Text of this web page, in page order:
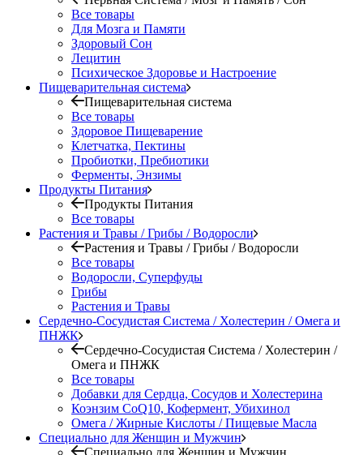
Все товары
Для Мозга и Памяти
Здоровый Сон
Лецитин
Психическое Здоровье и Настроение
Пищеварительная система
Пищеварительная система
Все товары
Здоровое Пищеварение
Клетчатка, Пектины
Пробиотки, Пребиотики
Ферменты, Энзимы
Продукты Питания
Продукты Питания
Все товары
Растения и Травы / Грибы / Водоросли
Растения и Травы / Грибы / Водоросли
Все товары
Водоросли, Суперфуды
Грибы
Растения и Травы
Сердечно-Сосудистая Система / Холестерин / Омега и
ПНЖК
Сердечно-Сосудистая Система / Холестерин /
Омега и ПНЖК
Все товары
Добавки для Сердца, Сосудов и Холестерина
Коэнзим CoQ10, Кофермент, Убихинол
Омега / Жирные Кислоты / Пищевые Масла
Специально для Женщин и Мужчин
Специально для Женщин и Мужчин